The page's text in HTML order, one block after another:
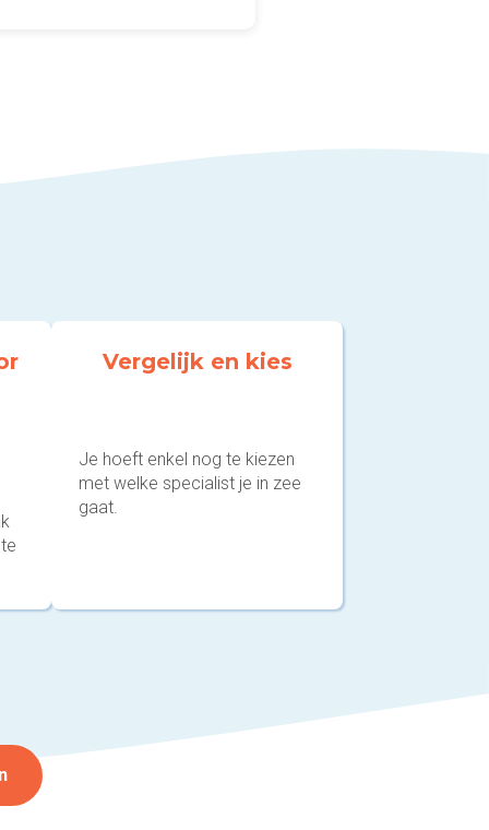
Vergelijk en kies
Je hoeft enkel nog te kiezen
met welke specialist je in zee
gaat.